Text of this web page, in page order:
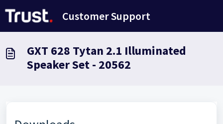
Customer Support
GXT 628 Tytan 2.1 Illuminated
Speaker Set - 20562